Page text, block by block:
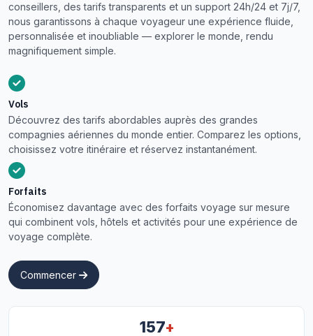
conseillers, des tarifs transparents et un support 24h/24 et 7j/7,
nous garantissons à chaque voyageur une expérience fluide,
personnalisée et inoubliable — explorer le monde, rendu
magnifiquement simple.
Vols
Découvrez des tarifs abordables auprès des grandes
compagnies aériennes du monde entier. Comparez les options,
choisissez votre itinéraire et réservez instantanément.
Forfaits
Économisez davantage avec des forfaits voyage sur mesure
qui combinent vols, hôtels et activités pour une expérience de
voyage complète.
Commencer
157+